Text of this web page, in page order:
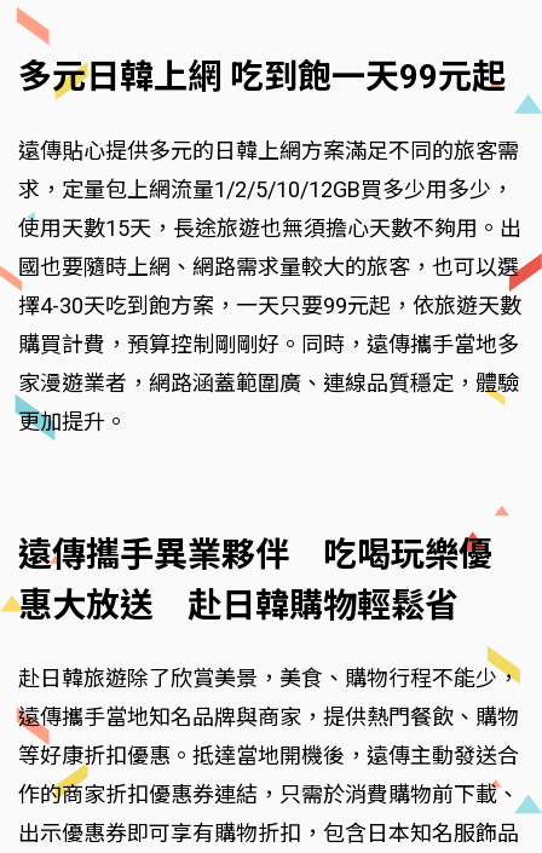
多元日韓上網 吃到飽一天99元起
遠傳貼心提供多元的日韓上網方案滿足不同的旅客需
求，定量包上網流量1/2/5/10/12GB買多少用多少，
使用天數15天，長途旅遊也無須擔心天數不夠用。出
國也要隨時上網、網路需求量較大的旅客，也可以選
擇4-30天吃到飽方案，一天只要99元起，依旅遊天數
購買計費，預算控制剛剛好。同時，遠傳攜手當地多
家漫遊業者，網路涵蓋範圍廣、連線品質穩定，體驗
更加提升。
遠傳攜手異業夥伴 吃喝玩樂優
惠大放送 赴日韓購物輕鬆省
赴日韓旅遊除了欣賞美景，美食、購物行程不能少，
遠傳攜手當地知名品牌與商家，提供熱門餐飲、購物
等好康折扣優惠。抵達當地開機後，遠傳主動發送合
作的商家折扣優惠券連結，只需於消費購物前下載、
出示優惠券即可享有購物折扣，包含日本知名服飾品